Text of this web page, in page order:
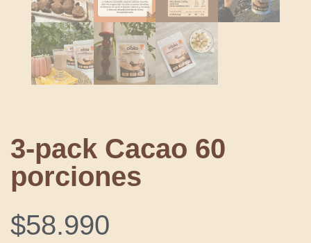
3-pack Cacao 60
porciones
$58.990